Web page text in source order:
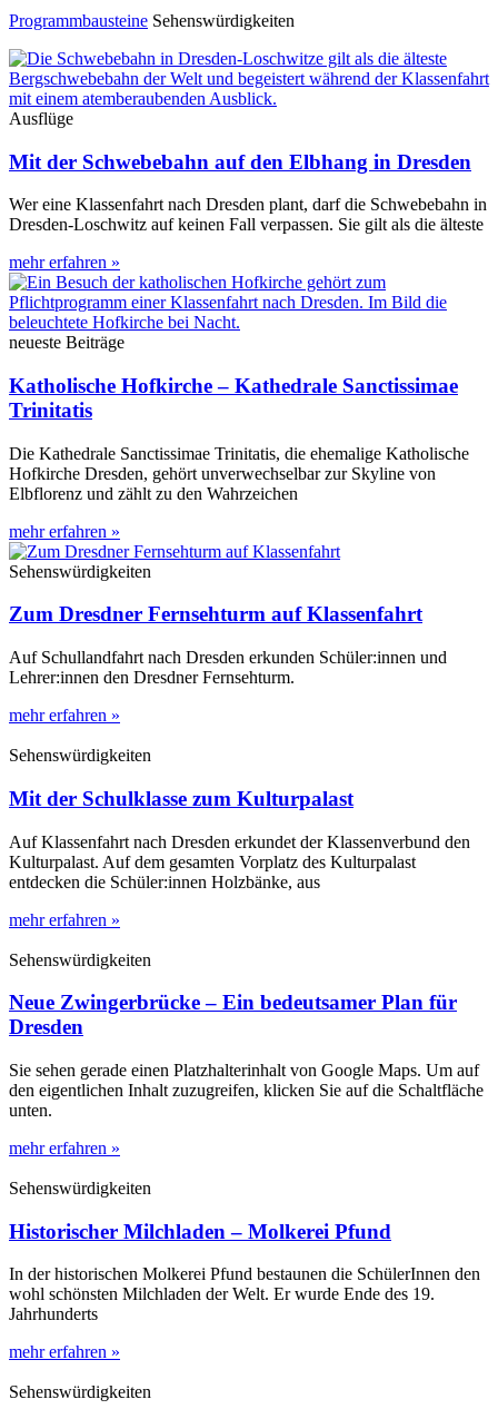
Programmbausteine Sehenswürdigkeiten
Ausflüge
Mit der Schwebebahn auf den Elbhang in Dresden
Wer eine Klassenfahrt nach Dresden plant, darf die Schwebebahn in
Dresden-Loschwitz auf keinen Fall verpassen. Sie gilt als die älteste
mehr erfahren »
neueste Beiträge
Katholische Hofkirche – Kathedrale Sanctissimae
Trinitatis
Die Kathedrale Sanctissimae Trinitatis, die ehemalige Katholische
Hofkirche Dresden, gehört unverwechselbar zur Skyline von
Elbflorenz und zählt zu den Wahrzeichen
mehr erfahren »
Sehenswürdigkeiten
Zum Dresdner Fernsehturm auf Klassenfahrt
Auf Schullandfahrt nach Dresden erkunden Schüler:innen und
Lehrer:innen den Dresdner Fernsehturm.
mehr erfahren »
Sehenswürdigkeiten
Mit der Schulklasse zum Kulturpalast
Auf Klassenfahrt nach Dresden erkundet der Klassenverbund den
Kulturpalast. Auf dem gesamten Vorplatz des Kulturpalast
entdecken die Schüler:innen Holzbänke, aus
mehr erfahren »
Sehenswürdigkeiten
Neue Zwingerbrücke – Ein bedeutsamer Plan für
Dresden
Sie sehen gerade einen Platzhalterinhalt von Google Maps. Um auf
den eigentlichen Inhalt zuzugreifen, klicken Sie auf die Schaltfläche
unten.
mehr erfahren »
Sehenswürdigkeiten
Historischer Milchladen – Molkerei Pfund
In der historischen Molkerei Pfund bestaunen die SchülerInnen den
wohl schönsten Milchladen der Welt. Er wurde Ende des 19.
Jahrhunderts
mehr erfahren »
Sehenswürdigkeiten